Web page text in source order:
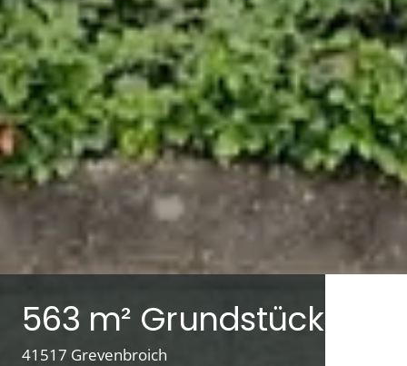
563 m² Grundstück
41517 Grevenbroich